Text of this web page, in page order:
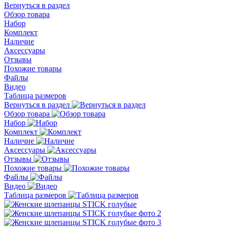
Вернуться в раздел
Обзор товара
Набор
Комплект
Наличие
Аксессуары
Отзывы
Похожие товары
Файлы
Видео
Таблица размеров
Вернуться в раздел
Обзор товара
Набор
Комплект
Наличие
Аксессуары
Отзывы
Похожие товары
Файлы
Видео
Таблица размеров